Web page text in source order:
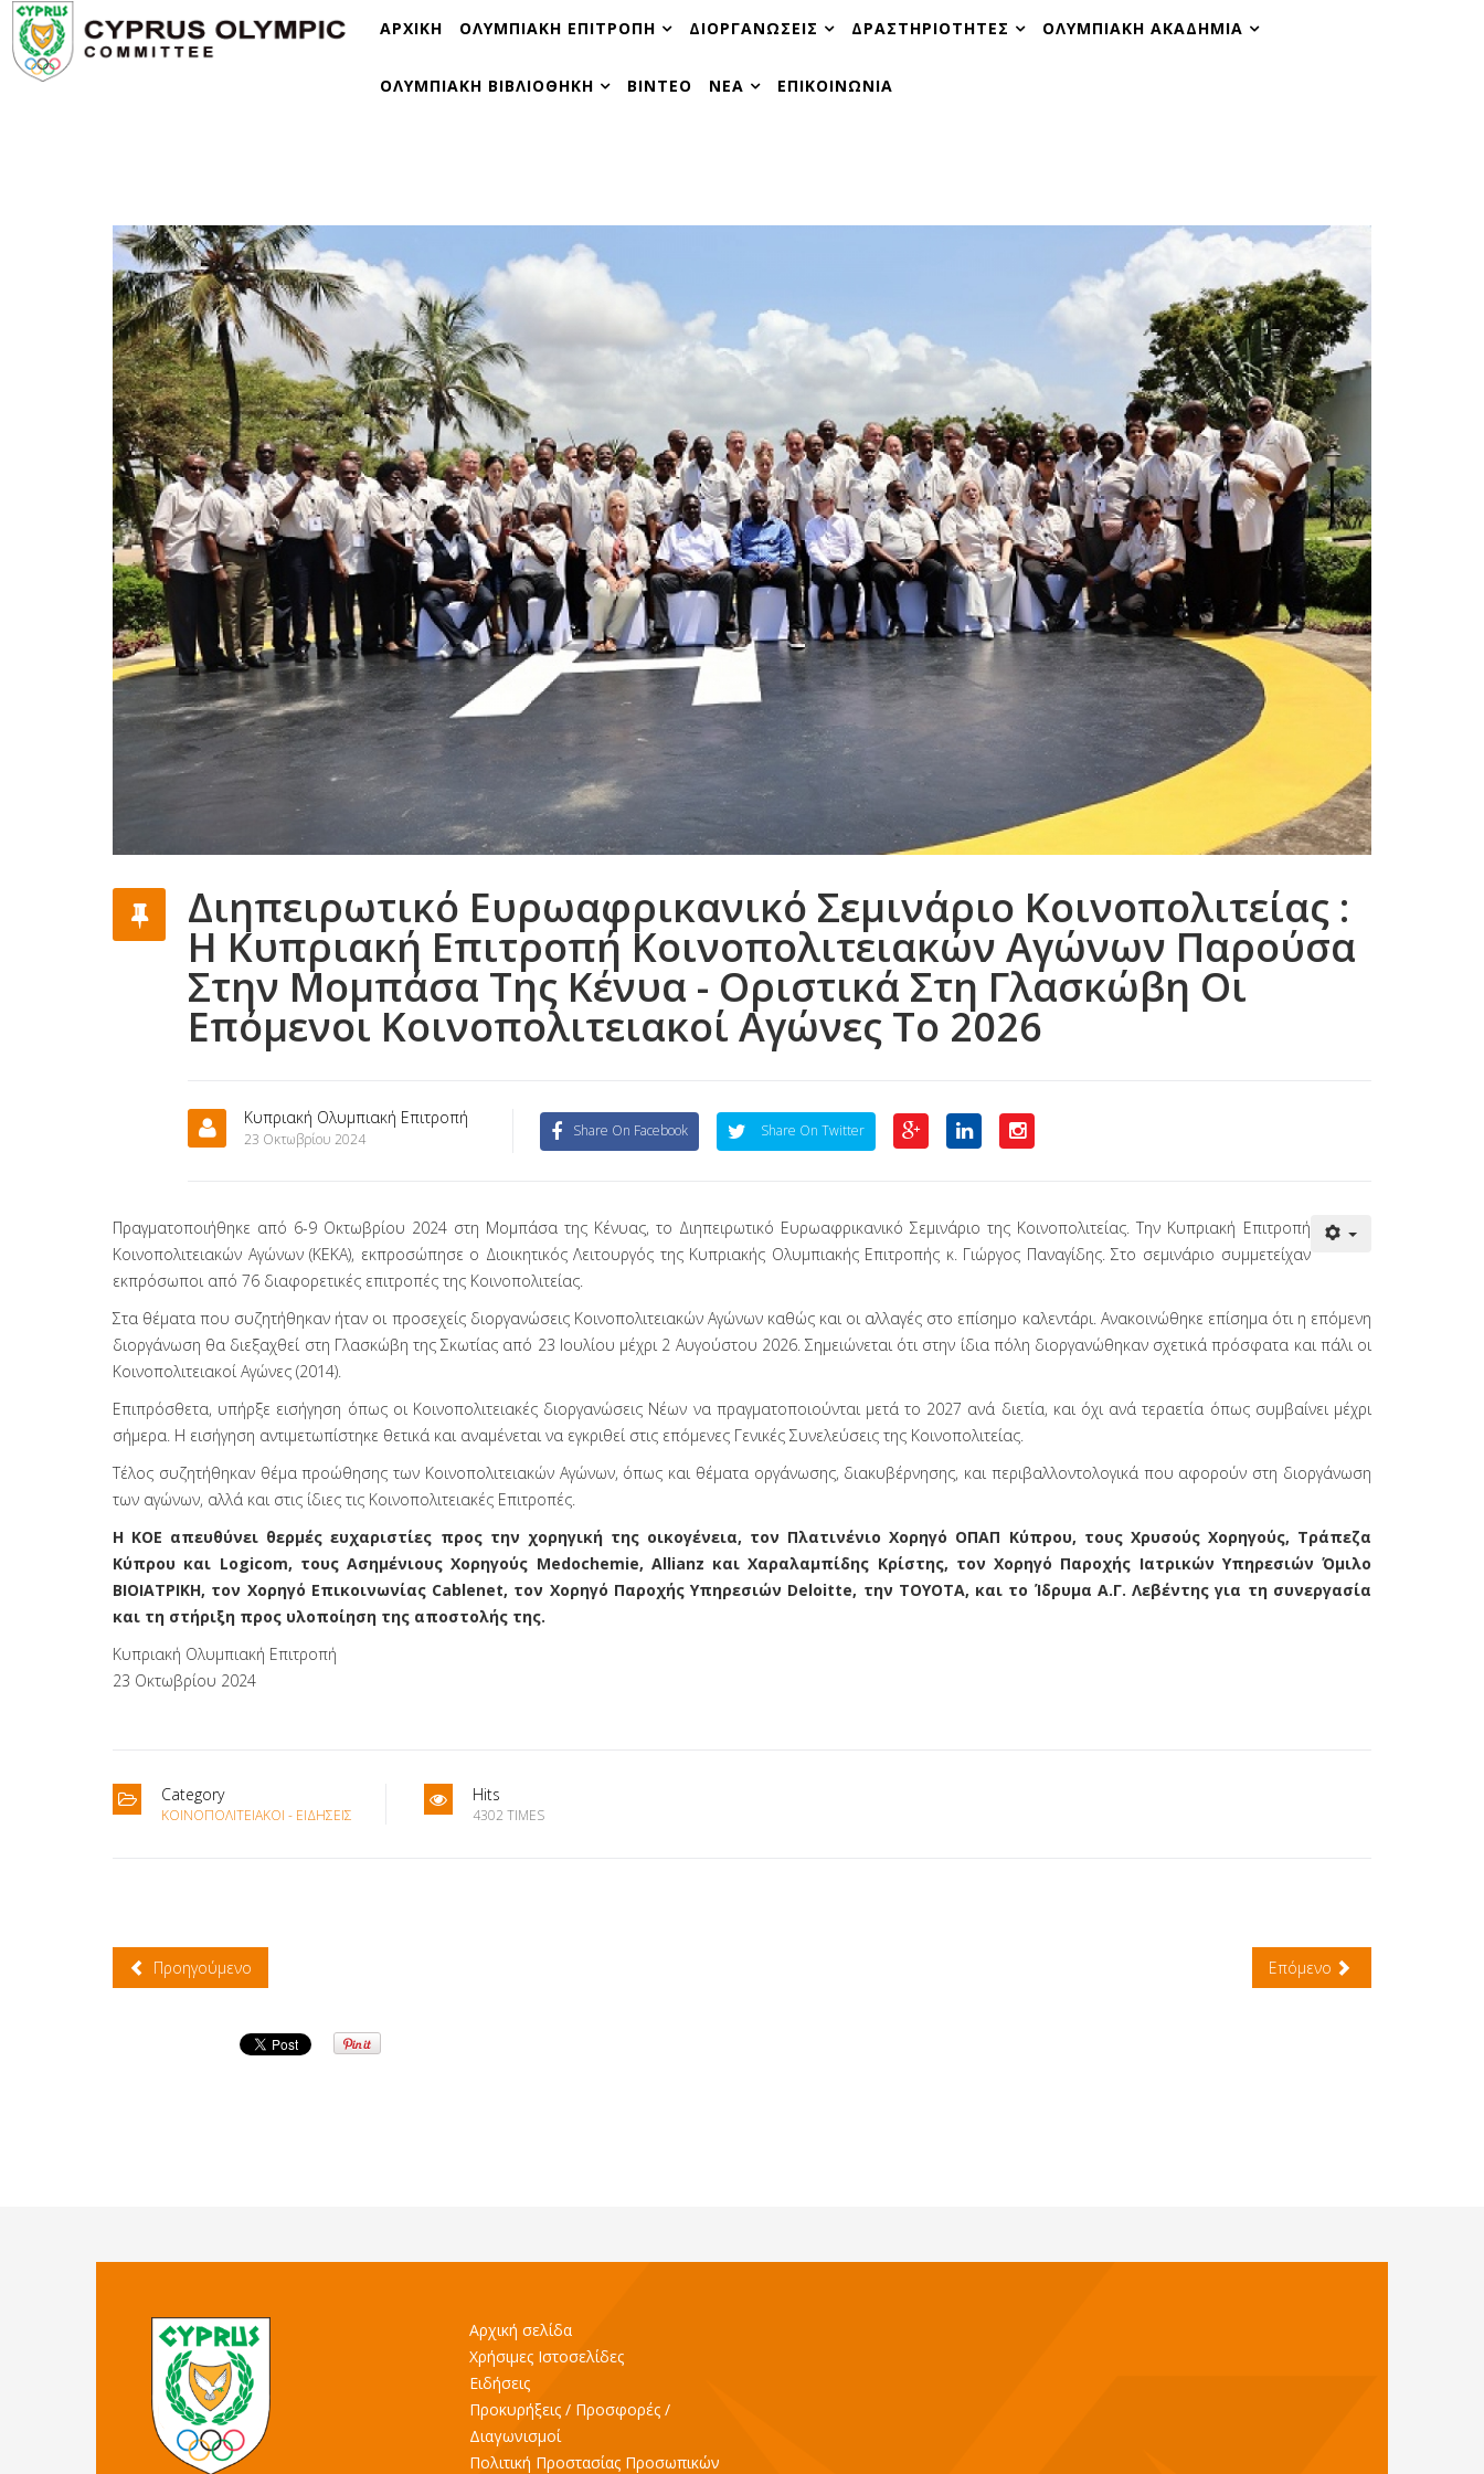
ΑΡΧΙΚΗ ΟΛΥΜΠΙΑΚΗ ΕΠΙΤΡΟΠΗ ΔΙΟΡΓΑΝΩΣΕΙΣ ΔΡΑΣΤΗΡΙΟΤΗΤΕΣ ΟΛΥΜΠΙΑΚΗ ΑΚΑΔΗΜΙΑ
ΟΛΥΜΠΙΑΚΗ ΒΙΒΛΙΟΘΗΚΗ ΒΙΝΤΕΟ ΝΕΑ ΕΠΙΚΟΙΝΩΝΙΑ
Διηπειρωτικό Ευρωαφρικανικό Σεμινάριο Κοινοπολιτείας :
Η Κυπριακή Επιτροπή Κοινοπολιτειακών Αγώνων Παρούσα
Στην Μομπάσα Της Κένυα - Οριστικά Στη Γλασκώβη Οι
Επόμενοι Κοινοπολιτειακοί Αγώνες Το 2026
Κυπριακή Ολυμπιακή Επιτροπή
23 Οκτωβρίου 2024 Share On Facebook Share On Twitter
Πραγματοποιήθηκε από 6-9 Οκτωβρίου 2024 στη Μομπάσα της Κένυας, το Διηπειρωτικό Ευρωαφρικανικό Σεμινάριο της Κοινοπολιτείας. Την Κυπριακή Επιτροπή
Κοινοπολιτειακών Αγώνων (ΚΕΚΑ), εκπροσώπησε ο Διοικητικός Λειτουργός της Κυπριακής Ολυμπιακής Επιτροπής κ. Γιώργος Παναγίδης. Στο σεμινάριο συμμετείχαν
εκπρόσωποι από 76 διαφορετικές επιτροπές της Κοινοπολιτείας.
Στα θέματα που συζητήθηκαν ήταν οι προσεχείς διοργανώσεις Κοινοπολιτειακών Αγώνων καθώς και οι αλλαγές στο επίσημο καλεντάρι. Ανακοινώθηκε επίσημα ότι η επόμενη
διοργάνωση θα διεξαχθεί στη Γλασκώβη της Σκωτίας από 23 Ιουλίου μέχρι 2 Αυγούστου 2026. Σημειώνεται ότι στην ίδια πόλη διοργανώθηκαν σχετικά πρόσφατα και πάλι οι
Κοινοπολιτειακοί Αγώνες (2014).
Επιπρόσθετα, υπήρξε εισήγηση όπως οι Κοινοπολιτειακές διοργανώσεις Νέων να πραγματοποιούνται μετά το 2027 ανά διετία, και όχι ανά τεραετία όπως συμβαίνει μέχρι
σήμερα. Η εισήγηση αντιμετωπίστηκε θετικά και αναμένεται να εγκριθεί στις επόμενες Γενικές Συνελεύσεις της Κοινοπολιτείας.
Τέλος συζητήθηκαν θέμα προώθησης των Κοινοπολιτειακών Αγώνων, όπως και θέματα οργάνωσης, διακυβέρνησης, και περιβαλλοντολογικά που αφορούν στη διοργάνωση
των αγώνων, αλλά και στις ίδιες τις Κοινοπολιτειακές Επιτροπές.
Η ΚΟΕ απευθύνει θερμές ευχαριστίες προς την χορηγική της οικογένεια, τον Πλατινένιο Χορηγό ΟΠΑΠ Κύπρου, τους Χρυσούς Χορηγούς, Τράπεζα
Κύπρου και Logicom, τους Ασημένιους Χορηγούς Medochemie, Allianz και Χαραλαμπίδης Κρίστης, τον Χορηγό Παροχής Ιατρικών Υπηρεσιών Όμιλο
ΒΙΟΙΑΤΡΙΚΗ, τον Χορηγό Επικοινωνίας Cablenet, τον Χορηγό Παροχής Υπηρεσιών Deloitte, την TOYOTA, και το Ίδρυμα Α.Γ. Λεβέντης για τη συνεργασία
και τη στήριξη προς υλοποίηση της αποστολής της.
Κυπριακή Ολυμπιακή Επιτροπή
23 Οκτωβρίου 2024
Category
ΚΟΙΝΟΠΟΛΙΤΕΙΑΚΟΊ - ΕΙΔΉΣΕΙΣ
Hits
4302 TIMES
Προηγούμενο Επόμενο
Αρχική σελίδα
Χρήσιμες Ιστοσελίδες
Ειδήσεις
Προκυρήξεις / Προσφορές /
Διαγωνισμοί
Πολιτική Προστασίας Προσωπικών